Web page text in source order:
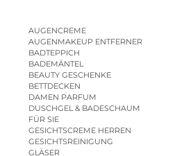
AUGENCREME
AUGENMAKEUP ENTFERNER
BADTEPPICH
BADEMÄNTEL
BEAUTY GESCHENKE
BETTDECKEN
DAMEN PARFUM
DUSCHGEL & BADESCHAUM
FÜR SIE
GESICHTSCREME HERREN
GESICHTSREINIGUNG
GLÄSER